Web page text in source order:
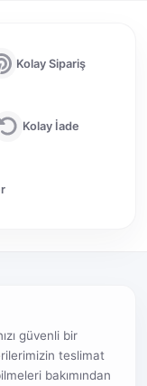
Kolay Sipariş
Kolay İade
güvenli bir
teslimat
bakımından